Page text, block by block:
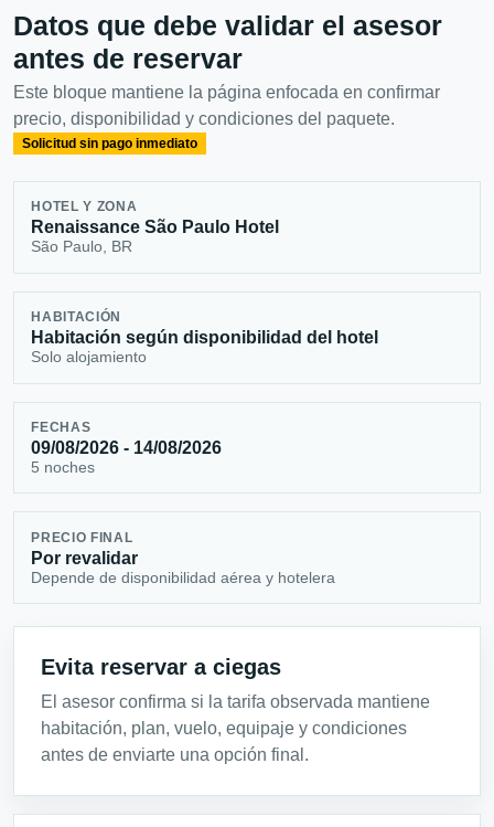
Datos que debe validar el asesor
antes de reservar
Este bloque mantiene la página enfocada en confirmar
precio, disponibilidad y condiciones del paquete.
Solicitud sin pago inmediato
HOTEL Y ZONA
Renaissance São Paulo Hotel
São Paulo, BR
HABITACIÓN
Habitación según disponibilidad del hotel
Solo alojamiento
FECHAS
09/08/2026 - 14/08/2026
5 noches
PRECIO FINAL
Por revalidar
Depende de disponibilidad aérea y hotelera
Evita reservar a ciegas
El asesor confirma si la tarifa observada mantiene
habitación, plan, vuelo, equipaje y condiciones
antes de enviarte una opción final.